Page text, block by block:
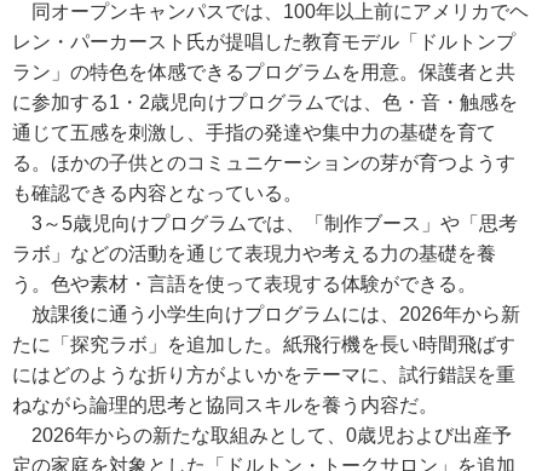
同オープンキャンパスでは、100年以上前にアメリカでヘ
レン・パーカースト氏が提唱した教育モデル「ドルトンプ
ラン」の特色を体感できるプログラムを用意。保護者と共
に参加する1・2歳児向けプログラムでは、色・音・触感を
通じて五感を刺激し、手指の発達や集中力の基礎を育て
る。ほかの子供とのコミュニケーションの芽が育つようす
も確認できる内容となっている。
3～5歳児向けプログラムでは、「制作ブース」や「思考
ラボ」などの活動を通じて表現力や考える力の基礎を養
う。色や素材・言語を使って表現する体験ができる。
放課後に通う小学生向けプログラムには、2026年から新
たに「探究ラボ」を追加した。紙飛行機を長い時間飛ばす
にはどのような折り方がよいかをテーマに、試行錯誤を重
ねながら論理的思考と協同スキルを養う内容だ。
2026年からの新たな取組みとして、0歳児および出産予
定の家庭を対象とした「ドルトン・トークサロン」を追加